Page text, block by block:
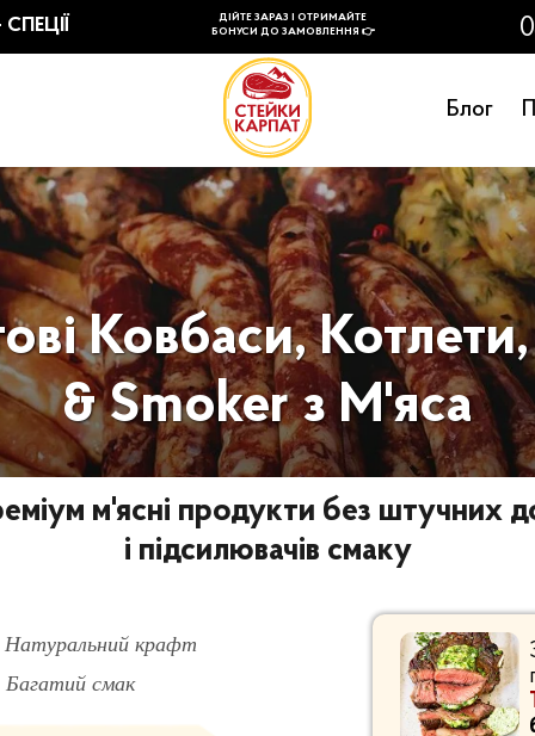
Блог
Ковбаси,
& Smoker з М'яса
м'ясні продукти без штучних
і підсилювачів смаку
Натуральний крафт
Багатий смак